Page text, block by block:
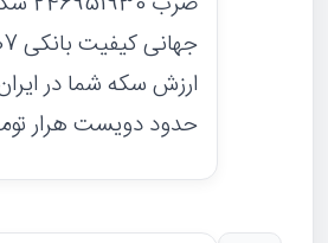
جهانی کیفیت بانکی 5.07 دلار
ارزش سکه شما در
حدود دویست هرار